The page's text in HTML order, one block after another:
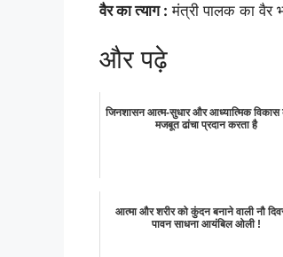
वैर का त्याग : मंत्री पालक का वैर
और पढ़े
जिनशासन आत्म-सुधार और आध्यात्मिक विकास
मजबूत ढांचा प्रदान करता है
आत्मा और शरीर को कुंदन बनाने वाली नौ
पावन साधना आयंबिल ओली !